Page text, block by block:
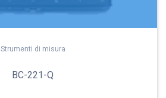
Strumenti di misura
BC-221-Q